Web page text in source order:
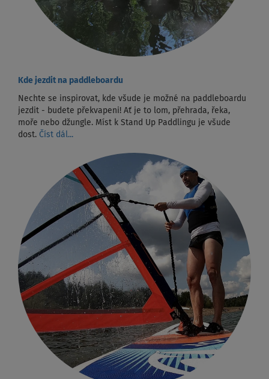
Kde jezdit na paddleboardu
Nechte se inspirovat, kde všude je možné na paddleboardu
jezdit - budete překvapeni! Ať je to lom, přehrada, řeka,
moře nebo džungle. Míst k Stand Up Paddlingu je všude
dost. Číst dál...